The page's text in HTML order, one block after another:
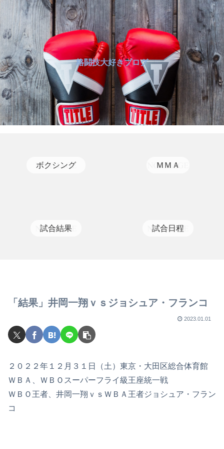
格闘技大好きブログ
ボクシング ＭＭＡ
試合結果 試合日程
「結果」井岡一翔ｖｓジョシュア・フランコ
2023.01.01
２０２２年１２月３１日（土）東京・大田区総合体育館
ＷＢＡ、ＷＢＯスーパーフライ級王座統一戦
ＷＢＯ王者、井岡一翔ｖｓＷＢＡ王者ジョシュア・フラン
コ